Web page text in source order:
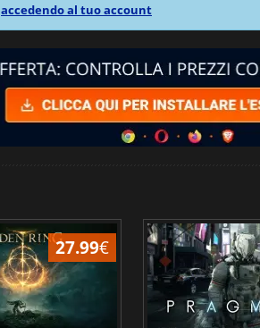
accedendo al tuo account
27.99€